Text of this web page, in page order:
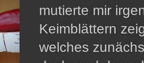
mutierte mir
Keimblättern
welches